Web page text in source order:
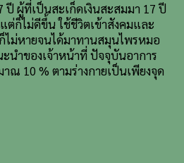
ปี ผู้ที่เป็นสะเก็ดเงินสะสมมา 17 ปี
ต่ก็ไม่ดีขึ้น ใช้ชีวิตเข้าสังคมและ
ไม่หายจนได้มาทานสมุนไพรหมอ
นำของเจ้าหน้าที่ ปัจจุบันอาการ
าณ 10 % ตามร่างกายเป็นเพียงจุด